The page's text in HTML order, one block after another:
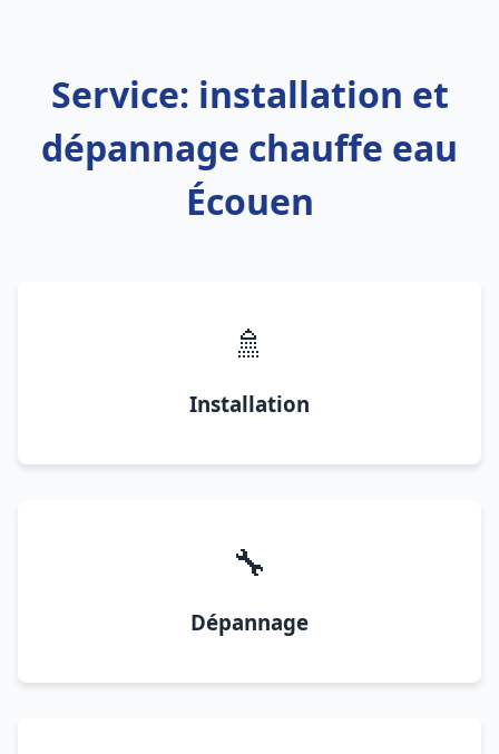
Service: installation et
dépannage chauffe eau
Écouen
🚿
Installation
🔧
Dépannage